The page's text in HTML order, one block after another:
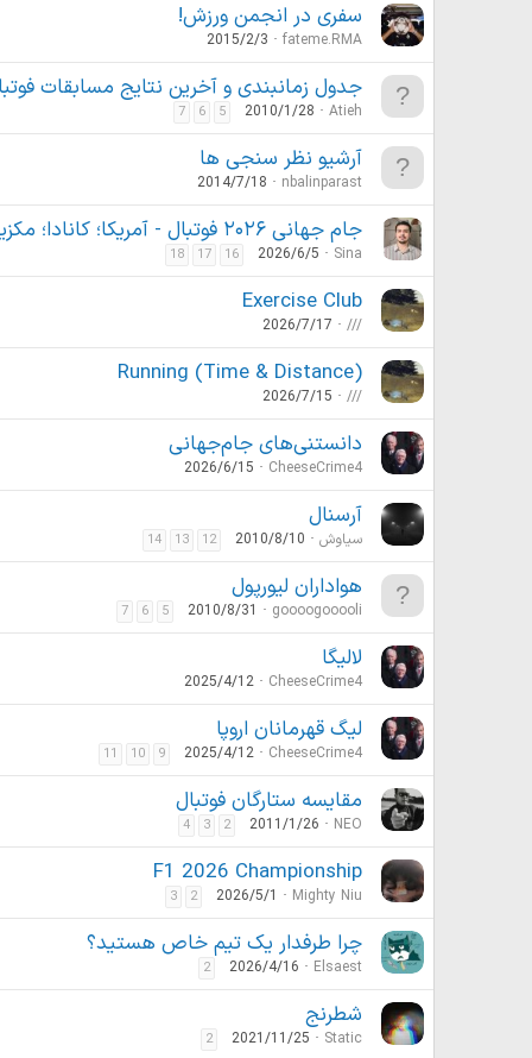
سفری در انجمن ورزش!
fateme.RMA
2015/2/3
جدول زمانبندی و آخرین نتایج مسابقات
Atieh
2010/1/28
5
6
7
آرشیو نظر سنجی ها
nbalinparast
2014/7/18
جام جهانی ۲۰۲۶ فوتبال - آمریکا؛ کانادا؛ مکزیک
Sina
2026/6/5
16
17
18
Exercise Club
///
2026/7/17
Running (Time & Distance)
///
2026/7/15
دانستنی‌های جام‌جهانی
CheeseCrime4
2026/6/15
آرسنال
سیاوش 2010/8/10
12
13
14
هواداران لیورپول
goooogooooli
2010/8/31
5
6
7
لالیگا
CheeseCrime4
2025/4/12
لیگ‌ قهرمانان اروپا
CheeseCrime4
2025/4/12
9
10
11
مقایسه ستارگان فوتبال
NEO
2011/1/26
2
3
4
F1 2026 Championship
Mighty Niu
2026/5/1
2
3
چرا طرفدار یک تیم خاص هستید؟
Elsaest
2026/4/16
2
شطرنج
Static
2021/11/25
2